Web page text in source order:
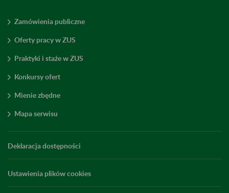
Zamówienia publiczne
Oferty pracy w ZUS
Praktyki i staże w ZUS
Konkursy ofert
Mienie zbędne
Mapa serwisu
Deklaracja dostępności
Ustawienia plików cookies